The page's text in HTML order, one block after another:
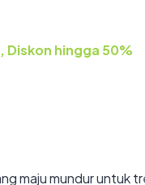
Diskon hingga 50%
maju mundur untuk